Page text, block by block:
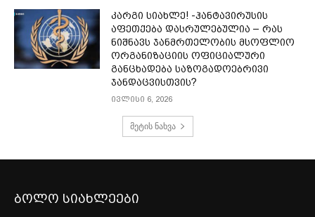
კარგი სიახლე! -ჰანტავირუსის
აფეთქება დასრულებულია – რას
ნიშნავს ჯანმრთელობის მსოფლიო
ორგანიზაციის ოფიციალური
განცხადება საზოგადოებრივი
ჯანდაცვისთვის?
ივლისი 6, 2026
მეტის ნახვა
ბოლო სიახლეები